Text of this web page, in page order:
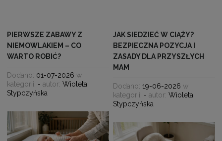
PIERWSZE ZABAWY Z
NIEMOWLAKIEM – CO
WARTO ROBIĆ?
Dodano: 01-07-2026 w
kategorii: - autor:Wioleta
Stypczyńska
JAK SIEDZIEĆ W CIĄŻY?
BEZPIECZNA POZYCJA I
ZASADY DLA PRZYSZŁYCH
MAM
Dodano:19-06-2026 w
kategorii: - autor:Wioleta
Stypczyńska